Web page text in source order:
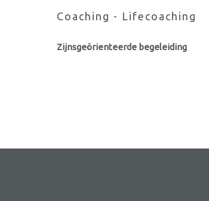
Coaching - Lifecoaching
Zijnsgeörienteerde begeleiding